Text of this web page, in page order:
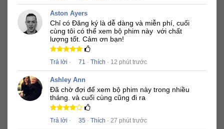
Aston Ayers
Chỉ có Đăng ký là dễ dàng và miễn phí, cuối
cùng tôi có thể xem bộ phim này với chất
lượng tốt. Cảm ơn bạn!
Trả lời · 71 · Thích · 12 phút trước
Ashley Ann
Đã chờ đợi để xem bộ phim này trong nhiều
tháng. và cuối cùng cũng đi ra
Trả lời · 35 · Thích · 27 phút trước